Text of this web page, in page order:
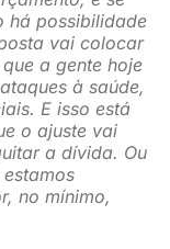
há possibilidade
vai colocar
a gente hoje
à saúde,
E isso está
o ajuste vai
a dívida. Ou
no mínimo,